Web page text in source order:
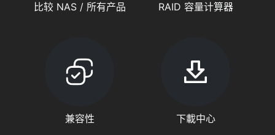
比较 NAS / 所有产品 RAID 容量计算器
兼容性 下載中心